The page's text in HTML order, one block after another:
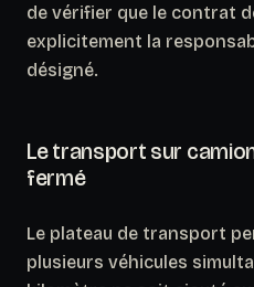
de vérifier que le contrat
explicitement la
désigné.
Le transport sur
fermé
Le plateau de transport
plusieurs véhicules